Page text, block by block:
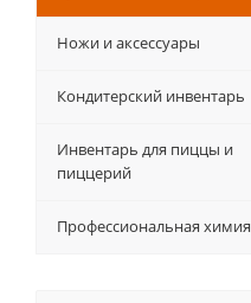
Ножи и аксессуары
Кондитерский инвентарь
Инвентарь для пиццы и
пиццерий
Профессиональная химия